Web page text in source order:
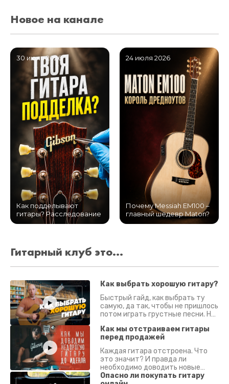
Новое на канале
30 июля 2026
Как подделывают
гитары? Расследование
24 июля 2026
Почему Messiah EM100 –
главный шедевр Maton?
Гитарный клуб это...
Как выбрать хорошую гитару?
Быстрый гайд, как выбрать ту
самую, да так, чтобы не пришлось
потом играть грустные песни. На
Как мы отстраиваем гитары
перед продажей
Каждая гитара отстроена. Что
это значит? И правда ли
необходимо доводить новые
гитары? Если кратко - да.
Опасно ли покупать гитару